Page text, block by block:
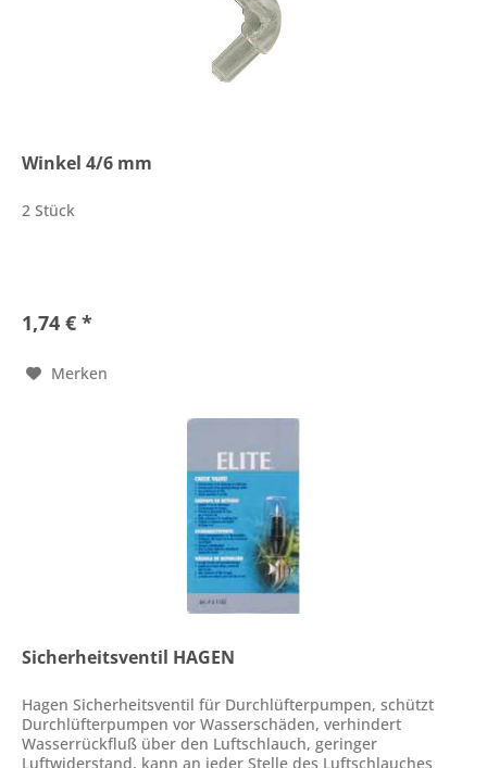
Winkel 4/6 mm
2 Stück
1,74 € *
Merken
Sicherheitsventil HAGEN
Hagen Sicherheitsventil für Durchlüfterpumpen, schützt
Durchlüfterpumpen vor Wasserschäden, verhindert
Wasserrückfluß über den Luftschlauch, geringer
Luftwiderstand, kann an jeder Stelle des Luftschlauches